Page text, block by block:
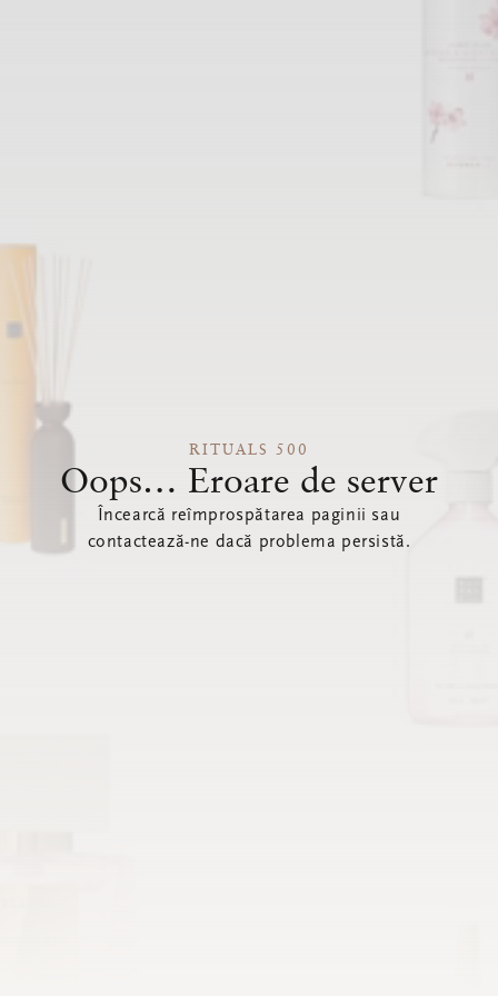
RITUALS 500
Oops… Eroare de server
Încearcă reîmprospătarea paginii sau
contactează-ne dacă problema persistă.